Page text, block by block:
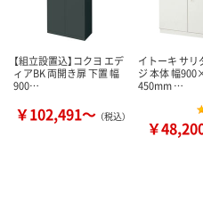
【組立設置込】コクヨ エデ
ィアBK 両開き扉 下置 幅
900…
￥102,491～ （税込）
イトーキ サリ
ジ 本体 幅
450mm …
￥